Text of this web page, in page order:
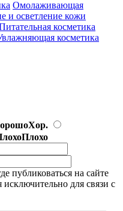
Омолаживающая
и осветление кожи
косметика
косметика
Хор.
Плохо
публиковаться на сайте
исключительно для связи с